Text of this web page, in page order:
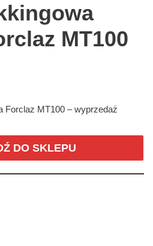
MT100
Forclaz MT100 – wyprzedaż
DO SKLEPU